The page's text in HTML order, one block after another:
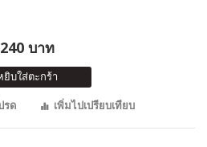
240 บาท
ยิบใส่ตะกร้า
รด
เพิ่มไปเปรียบเทียบ